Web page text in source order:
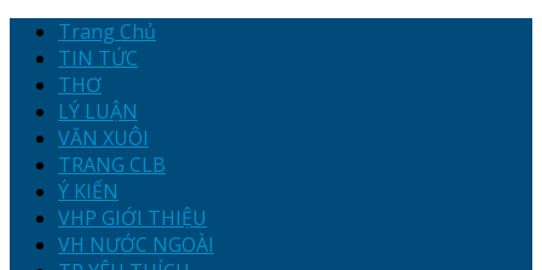
Trang Chủ
TIN TỨC
THƠ
LÝ LUẬN
VĂN XUÔI
TRANG CLB
Ý KIẾN
VHP GIỚI THIỆU
VH NƯỚC NGOÀI